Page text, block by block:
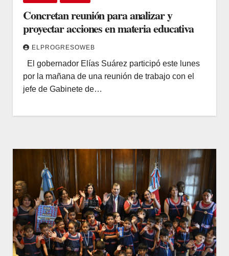
Concretan reunión para analizar y
proyectar acciones en materia educativa
ELPROGRESOWEB
El gobernador Elías Suárez participó este lunes
por la mañana de una reunión de trabajo con el
jefe de Gabinete de…